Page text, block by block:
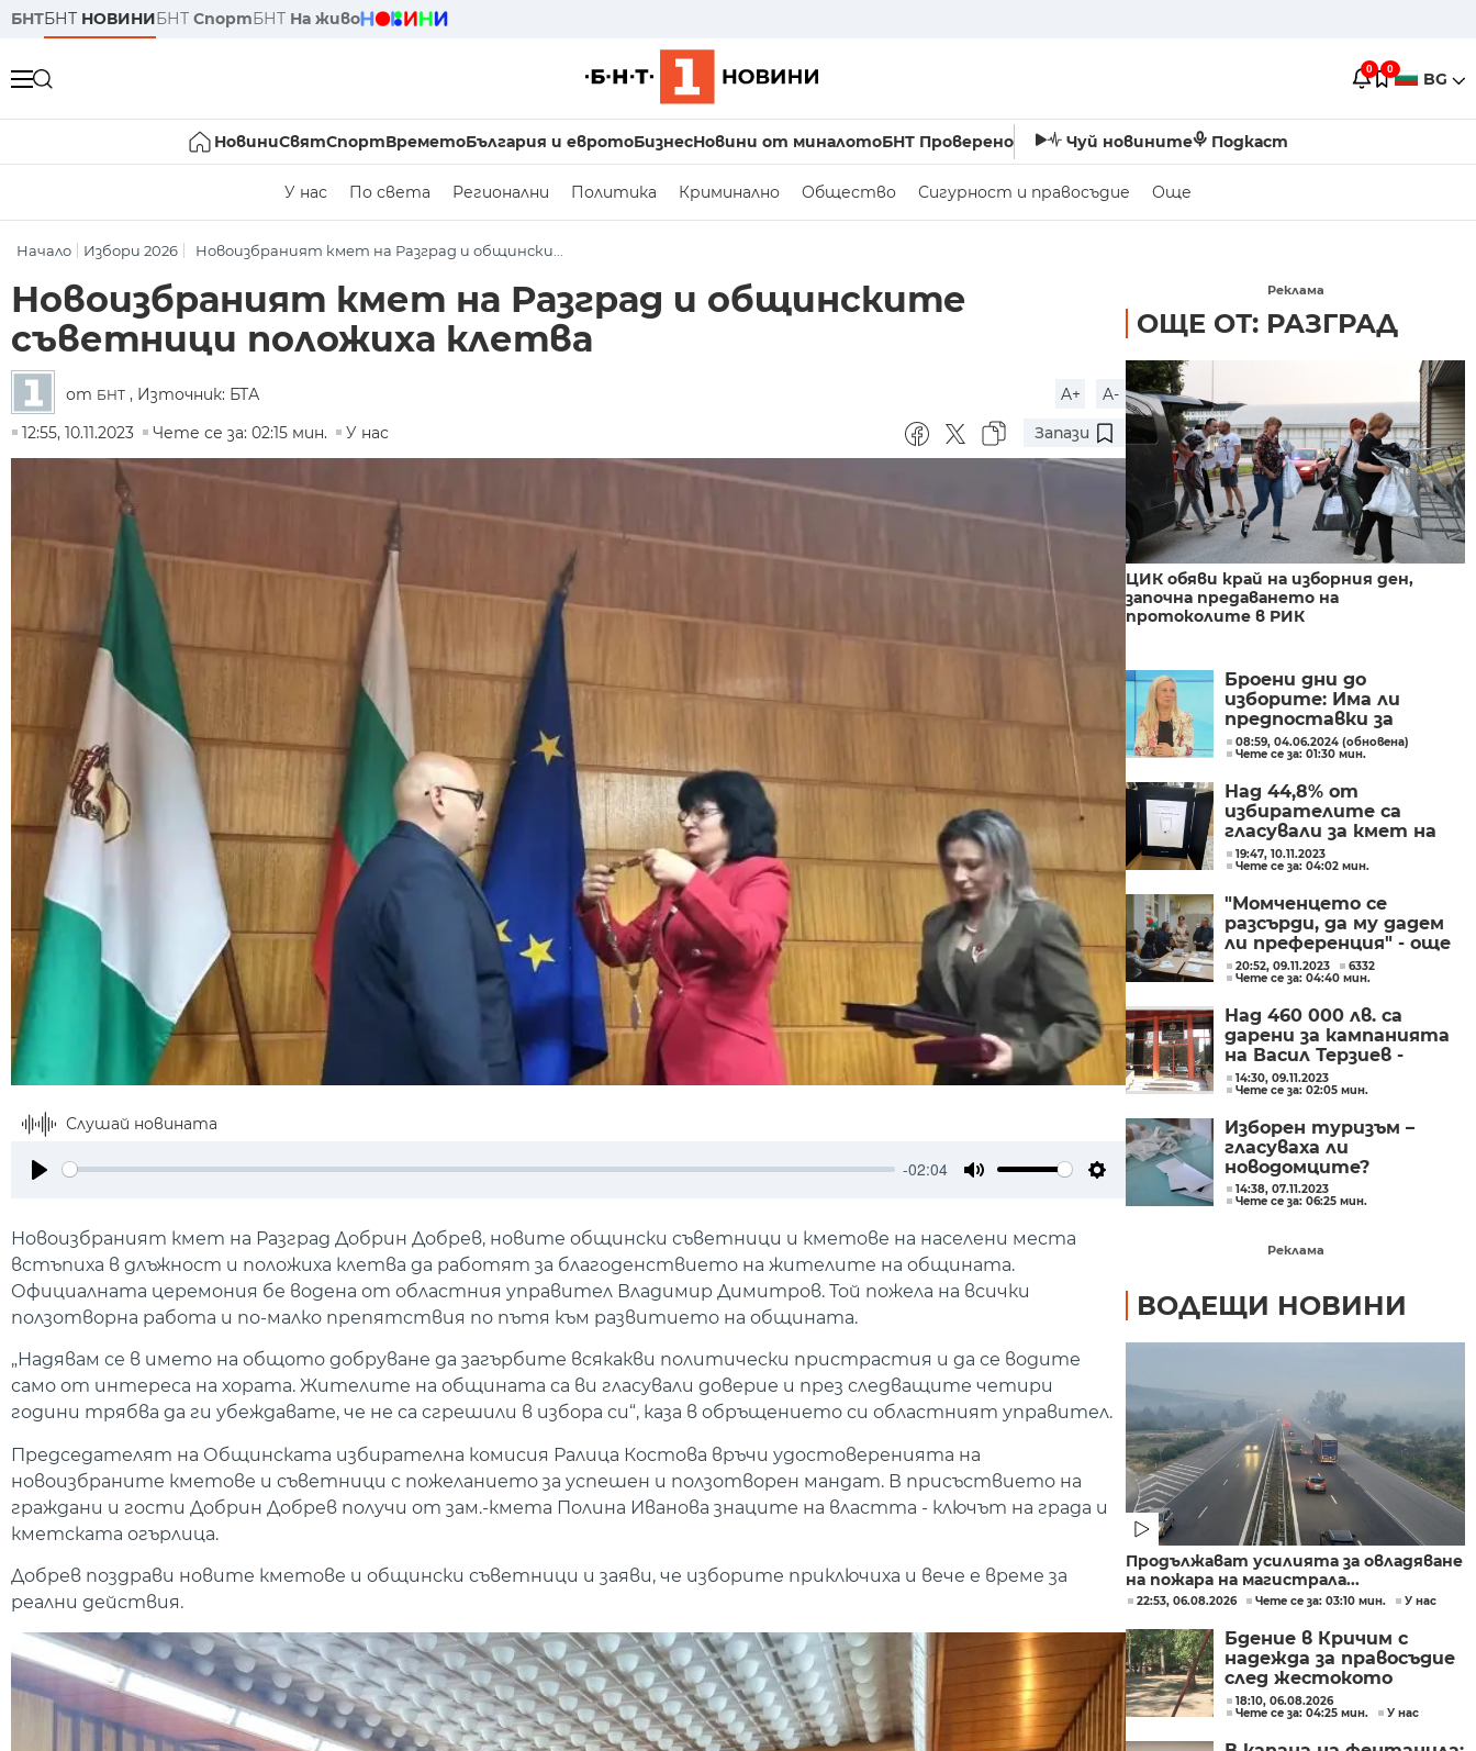
БНТБНТ НОВИНИБНТ СпортБНТ На живо
0 0 BG
НовиниСвятСпортВреметоБългария и евротоБизнесНовини от миналотоБНТ Проверено Чуй новините Подкаст
У нас По света Регионални Политика Криминално Общество Сигурност и правосъдие Още
Начало Избори 2026 Новоизбраният кмет на Разград и общински...
Новоизбраният кмет на Разград и общинските
съветници положиха клетва
от БНТ , Източник: БТА A+
A-
12:55, 10.11.2023
Чете се за: 02:15 мин. У нас Запази
Слушай новината
-02:04
Новоизбраният кмет на Разград Добрин Добрев, новите общински съветници и кметове на населени места
встъпиха в длъжност и положиха клетва да работят за благоденствието на жителите на общината.
Официалната церемония бе водена от областния управител Владимир Димитров. Той пожела на всички
ползотворна работа и по-малко препятствия по пътя към развитието на общината.
„Надявам се в името на общото добруване да загърбите всякакви политически пристрастия и да се водите
само от интереса на хората. Жителите на общината са ви гласували доверие и през следващите четири
години трябва да ги убеждавате, че не са сгрешили в избора си“, каза в обръщението си областният управител.
Председателят на Общинската избирателна комисия Ралица Костова връчи удостоверенията на
новоизбраните кметове и съветници с пожеланието за успешен и ползотворен мандат. В присъствието на
граждани и гости Добрин Добрев получи от зам.-кмета Полина Иванова знаците на властта - ключът на града и
кметската огърлица.
Добрев поздрави новите кметове и общински съветници и заяви, че изборите приключиха и вече е време за
реални действия.
Реклама
ОЩЕ ОТ: РАЗГРАД
ЦИК обяви край на изборния ден,
започна предаването на
протоколите в РИК
Броени дни до
изборите: Има ли
предпоставки за
повече грешки в
протоколите
08:59, 04.06.2024 (обновена)
Чете се за: 01:30 мин.
Над 44,8% от
избирателите са
гласували за кмет на
община с машина на
балотажа
19:47, 10.11.2023
Чете се за: 04:02 мин.
"Момченцето се
разсърди, да му дадем
ли преференция" - още
скандални дописвания
на бюлетини
20:52, 09.11.2023
6332
Чете се за: 04:40 мин.
Над 460 000 лв. са
дарени за кампанията
на Васил Терзиев -
вижте колко са
получили другите
участници на вота
14:30, 09.11.2023
Чете се за: 02:05 мин.
Изборен туризъм –
гласуваха ли
новодомците?
14:38, 07.11.2023
Чете се за: 06:25 мин.
Реклама
ВОДЕЩИ НОВИНИ
Продължават усилията за овладяване
на пожара на магистрала...
22:53, 06.08.2026 Чете се за: 03:10 мин. У нас
Бдение в Кричим с
надежда за правосъдие
след жестокото
убийство на млад мъж
в Пловдив от
18:10, 06.08.2026
Чете се за: 04:25 мин.
У нас